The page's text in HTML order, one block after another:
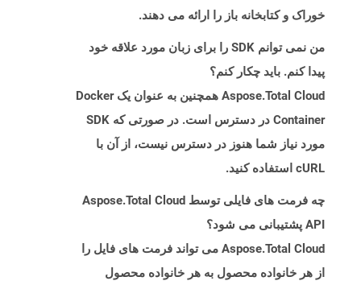
خوراک و کتابخانه باز را ارائه می دهند.
من نمی توانم SDK را برای زبان مورد علاقه خود
پیدا کنم. باید چکار کنم؟
Aspose.Total Cloud همچنین به عنوان یک Docker
Container در دسترس است. در صورتی که SDK
مورد نیاز شما هنوز در دسترس نیست، از آن با
cURL استفاده کنید.
چه فرمت های فایلی توسط Aspose.Total Cloud
API پشتیبانی می شود؟
Aspose.Total Cloud می تواند فرمت های فایل را
از هر خانواده محصول به هر خانواده محصول